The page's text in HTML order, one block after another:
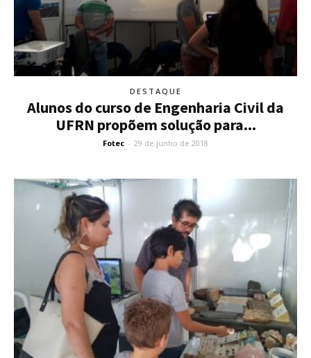
DESTAQUE
Alunos do curso de Engenharia Civil da
UFRN propõem solução para...
Fotec - 29 de junho de 2018